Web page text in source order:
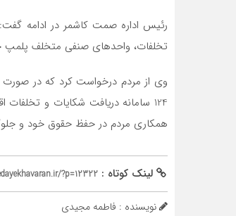
رئیس اداره صمت کاشمر در ادامه
تخلفات، واحدهای صنفی متخلف پلمپ
وی از مردم درخواست کرد که در صورت
همکاری مردم در حفظ حقوق خود و
لینک کوتاه : ?p=12322
نویسنده : فاطمه مجیدی